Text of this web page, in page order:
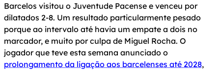
Barcelos visitou o Juventude Pacense e venceu por
dilatados 2-8. Um resultado particularmente pesado
porque ao intervalo até havia um empate a dois no
marcador, e muito por culpa de Miguel Rocha. O
jogador que teve esta semana anunciado o
prolongamento da ligação aos barcelenses até 2028,